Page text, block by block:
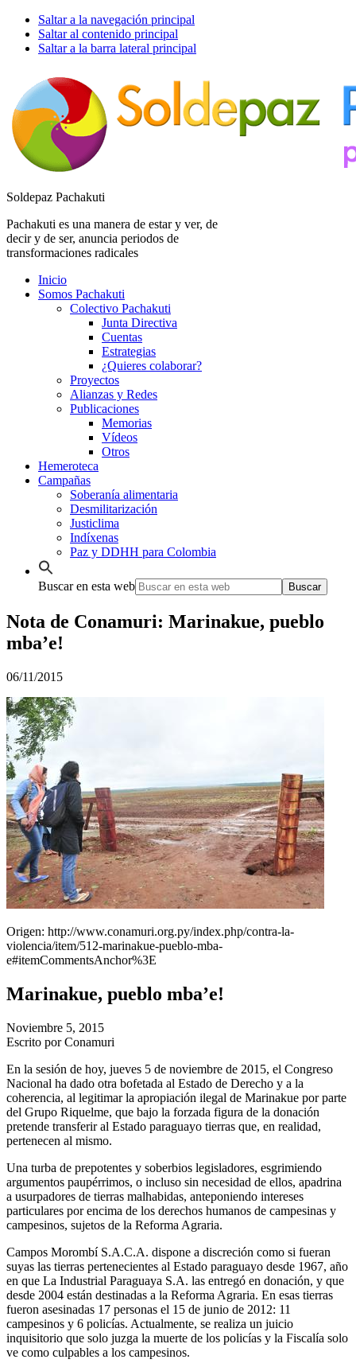
Saltar a la navegación principal
Saltar al contenido principal
Saltar a la barra lateral principal
Soldepaz Pachakuti
Pachakuti es una manera de estar y ver, de
decir y de ser, anuncia periodos de
transformaciones radicales
Inicio
Somos Pachakuti
Colectivo Pachakuti
Junta Directiva
Cuentas
Estrategias
¿Quieres colaborar?
Proyectos
Alianzas y Redes
Publicaciones
Memorias
Vídeos
Otros
Hemeroteca
Campañas
Soberanía alimentaria
Desmilitarización
Justiclima
Indíxenas
Paz y DDHH para Colombia
Buscar en esta web
Nota de Conamuri: Marinakue, pueblo
mba’e!
06/11/2015
Origen: http://www.conamuri.org.py/index.php/contra-la-
violencia/item/512-marinakue-pueblo-mba-
e#itemCommentsAnchor%3E
Marinakue, pueblo mba’e!
Noviembre 5, 2015
Escrito por Conamuri
En la sesión de hoy, jueves 5 de noviembre de 2015, el Congreso
Nacional ha dado otra bofetada al Estado de Derecho y a la
coherencia, al legitimar la apropiación ilegal de Marinakue por parte
del Grupo Riquelme, que bajo la forzada figura de la donación
pretende transferir al Estado paraguayo tierras que, en realidad,
pertenecen al mismo.
Una turba de prepotentes y soberbios legisladores, esgrimiendo
argumentos paupérrimos, o incluso sin necesidad de ellos, apadrina
a usurpadores de tierras malhabidas, anteponiendo intereses
particulares por encima de los derechos humanos de campesinas y
campesinos, sujetos de la Reforma Agraria.
Campos Morombí S.A.C.A. dispone a discreción como si fueran
suyas las tierras pertenecientes al Estado paraguayo desde 1967, año
en que La Industrial Paraguaya S.A. las entregó en donación, y que
desde 2004 están destinadas a la Reforma Agraria. En esas tierras
fueron asesinadas 17 personas el 15 de junio de 2012: 11
campesinos y 6 policías. Actualmente, se realiza un juicio
inquisitorio que solo juzga la muerte de los policías y la Fiscalía solo
ve como culpables a los campesinos.